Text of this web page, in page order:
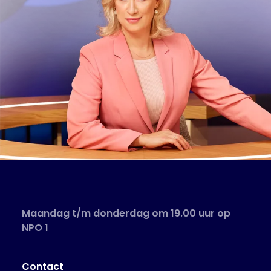
Maandag t/m donderdag om 19.00 uur op
NPO 1
Contact